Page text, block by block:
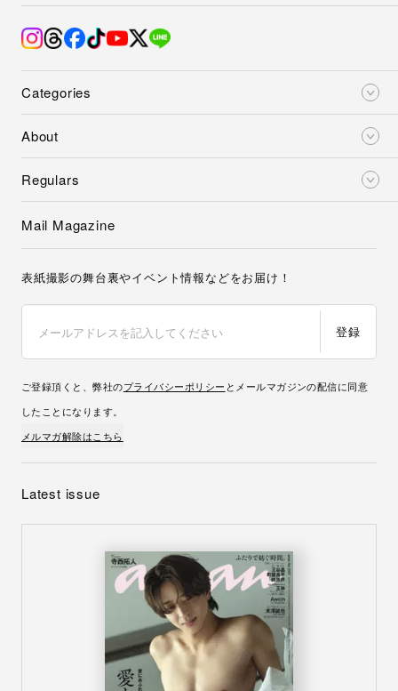
Categories
About
Regulars
Mail Magazine
表紙撮影の舞台裏やイベント情報などをお届け！
登録
ご登録頂くと、弊社のプライバシーポリシー とメールマガジンの配信に同意
したことになります。
メルマガ解除はこちら
Latest issue